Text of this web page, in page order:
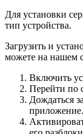
Для установки
тип устройства.
Загрузить и
можете на нашем
Включить
Перейти по
Дождаться
приложение.